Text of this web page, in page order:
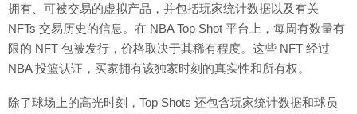
拥有、可被交易的虚拟产品，并包括玩家统计数据以及有关
NFTs 交易历史的信息。在 NBA Top Shot 平台上，每周有数量有
限的 NFT 包被发行，价格取决于其稀有程度。这些 NFT 经过
NBA 投篮认证，买家拥有该独家时刻的真实性和所有权。
除了球场上的高光时刻，Top Shots 还包含玩家统计数据和球员